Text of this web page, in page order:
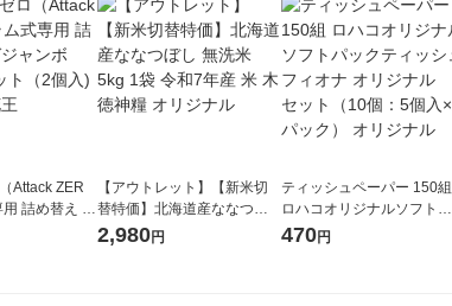
Attack ZER
詰め替え メ
1セット
【アウトレット】【新米切
替特価】北海道産ななつぼ
し 無洗米 5kg 1袋 令和7年産
2,980円
ティッシュペーパー 150組
ロハコオリジナルソフトパ
ックティッシュ フィオナ オ
470円